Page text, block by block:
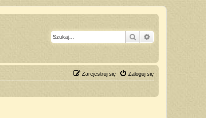
Szukaj
Zaloguj się
Zarejestruj się